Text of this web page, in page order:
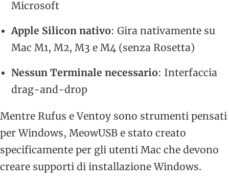
Microsoft
Apple Silicon nativo: Gira nativamente su
Mac M1, M2, M3 e M4 (senza Rosetta)
Nessun Terminale necessario: Interfaccia
drag-and-drop
Mentre Rufus e Ventoy sono strumenti pensati
per Windows, MeowUSB e stato creato
specificamente per gli utenti Mac che devono
creare supporti di installazione Windows.